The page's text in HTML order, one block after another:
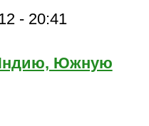
- 20:41
Южную